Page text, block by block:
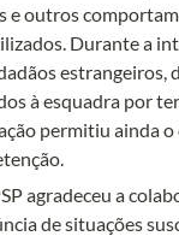
e outros
Durante a
estrangeiros,
à esquadra por
permitiu ainda
agradeceu a
de situações